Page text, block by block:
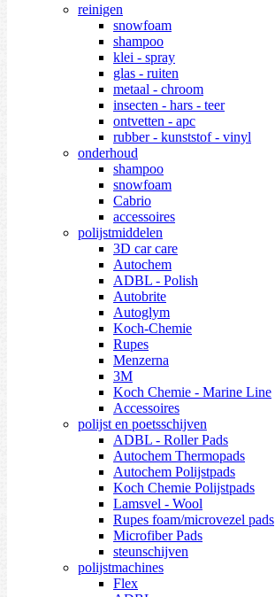
reinigen
snowfoam
shampoo
klei - spray
glas - ruiten
metaal - chroom
insecten - hars - teer
ontvetten - apc
rubber - kunststof - vinyl
onderhoud
shampoo
snowfoam
Cabrio
accessoires
polijstmiddelen
3D car care
Autochem
ADBL - Polish
Autobrite
Autoglym
Koch-Chemie
Rupes
Menzerna
3M
Koch Chemie - Marine Line
Accessoires
polijst en poetsschijven
ADBL - Roller Pads
Autochem Thermopads
Autochem Polijstpads
Koch Chemie Polijstpads
Lamsvel - Wool
Rupes foam/microvezel pads
Microfiber Pads
steunschijven
polijstmachines
Flex